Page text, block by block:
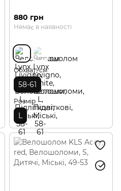
880 грн
Немає в наявності
Обхват, см
58-61
Розмір
L